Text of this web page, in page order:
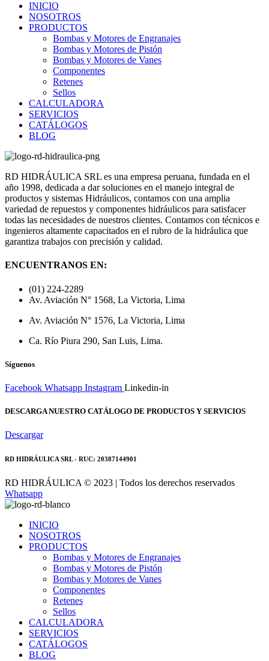
INICIO
NOSOTROS
PRODUCTOS
Bombas y Motores de Engranajes
Bombas y Motores de Pistón
Bombas y Motores de Vanes
Componentes
Retenes
Sellos
CALCULADORA
SERVICIOS
CATÁLOGOS
BLOG
RD HIDRÁULICA SRL es una empresa peruana, fundada en el
año 1998, dedicada a dar soluciones en el manejo integral de
productos y sistemas Hidráulicos, contamos con una amplia
variedad de repuestos y componentes hidráulicos para satisfacer
todas las necesidades de nuestros clientes. Contamos con técnicos e
ingenieros altamente capacitados en el rubro de la hidráulica que
garantiza trabajos con precisión y calidad.
ENCUENTRANOS EN:
(01) 224-2289
Av. Aviación N° 1568, La Victoria, Lima
Av. Aviación N° 1576, La Victoria, Lima
Ca. Río Piura 290, San Luis, Lima.
Síguenos
Facebook Whatsapp Instagram Linkedin-in
DESCARGA NUESTRO CATÁLOGO DE PRODUCTOS Y SERVICIOS
Descargar
RD HIDRÁULICA SRL - RUC: 20387144901
RD HIDRÁULICA © 2023 | Todos los derechos reservados
Whatsapp
INICIO
NOSOTROS
PRODUCTOS
Bombas y Motores de Engranajes
Bombas y Motores de Pistón
Bombas y Motores de Vanes
Componentes
Retenes
Sellos
CALCULADORA
SERVICIOS
CATÁLOGOS
BLOG